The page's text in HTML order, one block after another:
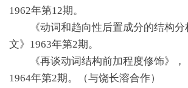
1962年第12期。
《动词和趋向性后置成分的结构
文》1963年第2期。
《再谈动词结构前加程度修饰》，
1964年第2期。（与饶长溶合作）